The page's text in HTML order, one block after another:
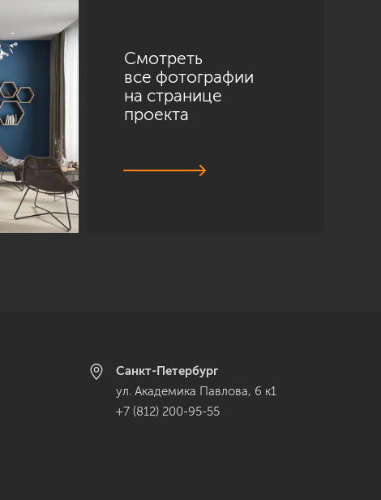
Смотреть
все фотографии
на странице
проекта
Санкт-Петербург
ул. Академика Павлова, 6 к1
+7 (812) 200-95-55